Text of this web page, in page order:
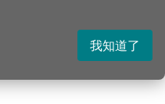
1087
我知道了